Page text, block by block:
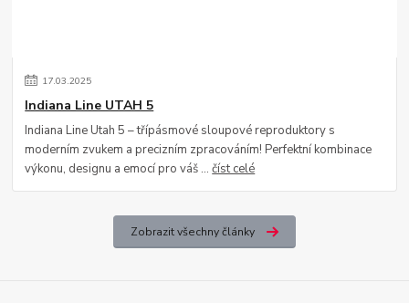
17.03.2025
Indiana Line UTAH 5
Indiana Line Utah 5 – třípásmové sloupové reproduktory s
moderním zvukem a precizním zpracováním! Perfektní kombinace
výkonu, designu a emocí pro váš ...číst celé
Zobrazit všechny články